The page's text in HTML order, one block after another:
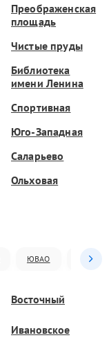
Преображенская
площадь
Чистые пруды
Библиотека
имени Ленина
Спортивная
Юго-Западная
Саларьево
Ольховая
ЮВАО ЮАО
Восточный
Ивановское